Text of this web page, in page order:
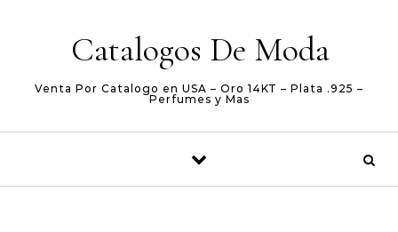
Catalogos De Moda
Venta Por Catalogo en USA – Oro 14KT – Plata .925 –
Perfumes y Mas